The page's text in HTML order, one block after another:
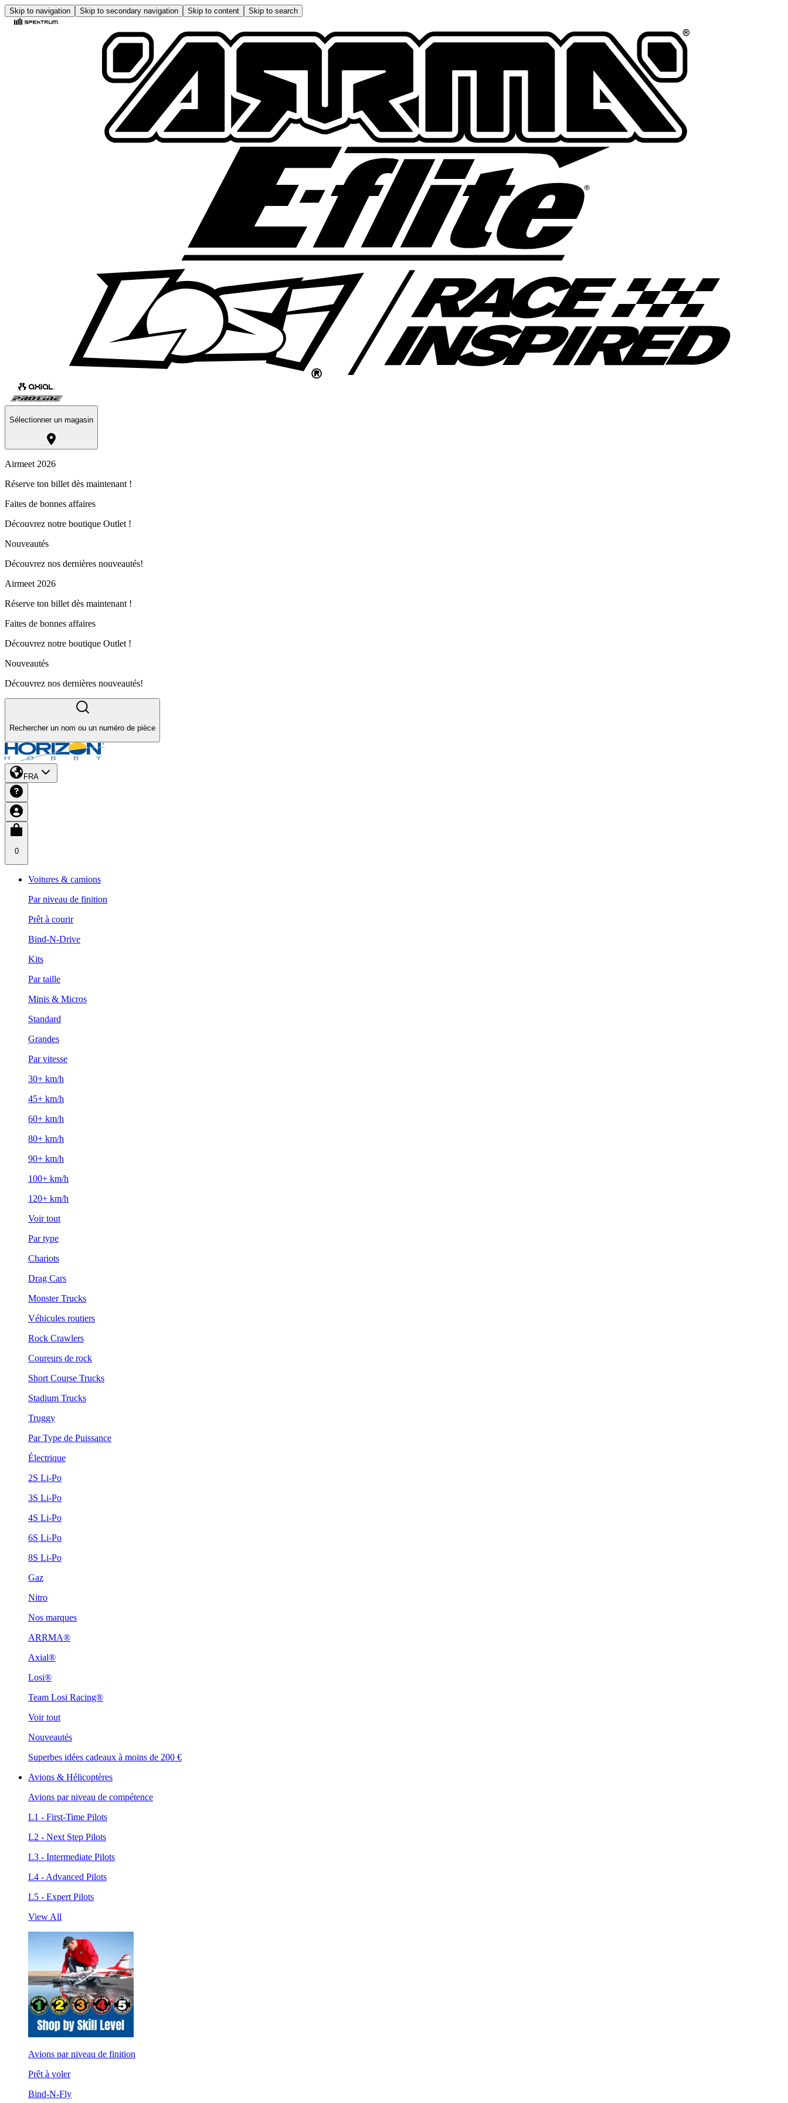
Skip to navigation Skip to secondary navigation Skip to content Skip to search
Sélectionner un magasin
Airmeet 2026
Réserve ton billet dès maintenant !
Faites de bonnes affaires
Découvrez notre boutique Outlet !
Nouveautés
Découvrez nos dernières nouveautés!
Airmeet 2026
Réserve ton billet dès maintenant !
Faites de bonnes affaires
Découvrez notre boutique Outlet !
Nouveautés
Découvrez nos dernières nouveautés!
Rechercher un nom ou un numéro de pièce
FRA
0
Voitures & camions
Par niveau de finition
Prêt à courir
Bind-N-Drive
Kits
Par taille
Minis & Micros
Standard
Grandes
Par vitesse
30+ km/h
45+ km/h
60+ km/h
80+ km/h
90+ km/h
100+ km/h
120+ km/h
Voir tout
Par type
Chariots
Drag Cars
Monster Trucks
Véhicules routiers
Rock Crawlers
Coureurs de rock
Short Course Trucks
Stadium Trucks
Truggy
Par Type de Puissance
Électrique
2S Li-Po
3S Li-Po
4S Li-Po
6S Li-Po
8S Li-Po
Gaz
Nitro
Nos marques
ARRMA®
Axial®
Losi®
Team Losi Racing®
Voir tout
Nouveautés
Superbes idées cadeaux à moins de 200 €
Avions & Hélicoptères
Avions par niveau de compétence
L1 - First-Time Pilots
L2 - Next Step Pilots
L3 - Intermediate Pilots
L4 - Advanced Pilots
L5 - Expert Pilots
View All
Avions par niveau de finition
Prêt à voler
Bind-N-Fly